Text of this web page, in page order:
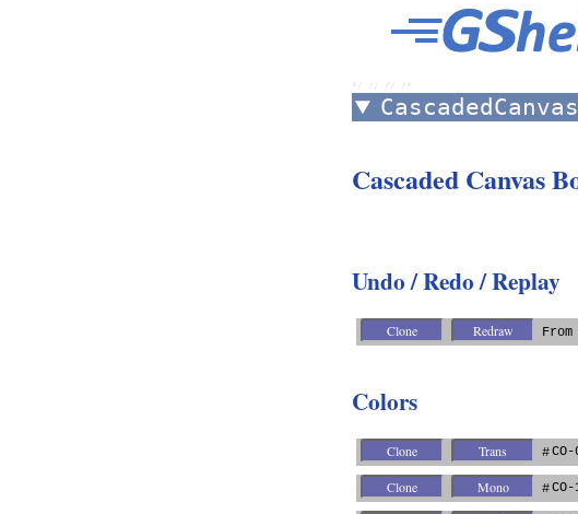
*/ // // /*
Cascaded Canvas
Undo / Redo / Replay
From
Colors
#CO-
#CO-